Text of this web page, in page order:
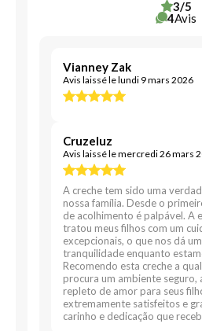
3/5
4Avis
Vianney Zak
Avis laissé le lundi 9 mars 2026
Cruzeluz
Avis laissé le mercredi 26 mars
A creche tem sido uma
nossa família. Desde o
de acolhimento é palpável. A
tratou meus filhos com um
excepcionais, o que nos dá
tranquilidade enquanto
Recomendo esta creche a
procura um ambiente seguro,
repleto de amor para seus
extremamente satisfeitos e
carinho e dedicação que